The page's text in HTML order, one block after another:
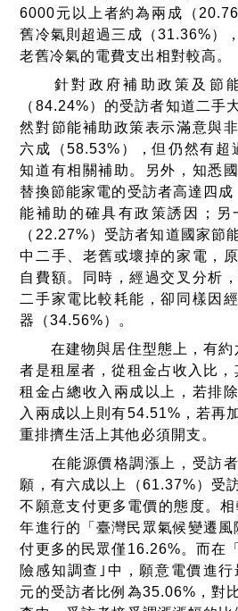
6000元以上者約為兩成（
舊冷氣則超過三成（31.36%）
老舊冷氣的電費支出相對較高。
針對政府補助政策及節能
（ 84.24%）的受訪者知道二手
然對節能補助政策表示滿意與
六成（58.53% ），但仍然有超
知道有相關補助。另外，知悉
替換節能家電的受訪者高達四成
能補助的確具有政策誘因；另
（ 22.27%）受訪者知道國家節
中二手、老舊或壞掉的家電，
自費額。同時，經過交叉分析
二手家電比較耗能，卻同樣因
器（34.56%）。
在建物與居住型態上，有約
者是租屋者，從租金占收入比，
租金占總收入兩成以上，若排
入兩成以上則有54.51% ，若再
重排擠生活上其他必須開支。
在能源價格調漲上，受訪者
願，有六成以上（61.37%）受
不願意支付更多電價的態度。
年進行的「臺灣民眾氣候變遷
付更多的民眾僅 16.26%。而在
險感知調查｣中，願意電價進
元的受訪者比例為35.06% ，對